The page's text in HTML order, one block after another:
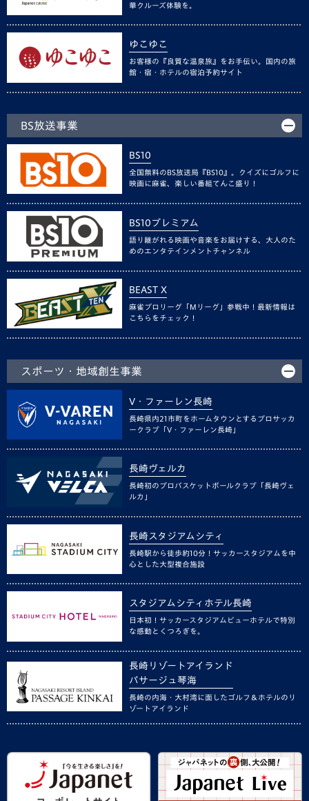
華クルーズ体験を。
ゆこゆこ
お客様の『良質な温泉旅』をお手伝い。国内の旅
館・宿・ホテルの宿泊予約サイト
BS放送事業
BS10
全国無料のBS放送局『BS10』。クイズにゴルフに
映画に麻雀、楽しい番組てんこ盛り！
BS10プレミアム
語り継がれる映画や音楽をお届けする、大人のた
めのエンタテインメントチャンネル
BEAST X
麻雀プロリーグ「Mリーグ」参戦中！最新情報は
こちらをチェック！
スポーツ・地域創生事業
V・ファーレン長崎
長崎県内21市町をホームタウンとするプロサッカ
ークラブ「V・ファーレン長崎」
長崎ヴェルカ
長崎初のプロバスケットボールクラブ「長崎ヴェ
ルカ」
長崎スタジアムシティ
長崎駅から徒歩約10分！サッカースタジアムを中
心とした大型複合施設
スタジアムシティホテル長崎
日本初！サッカースタジアムビューホテルで特別
な感動とくつろぎを。
長崎リゾートアイランド
パサージュ琴海
長崎の内海・大村湾に面したゴルフ＆ホテルのリ
ゾートアイランド